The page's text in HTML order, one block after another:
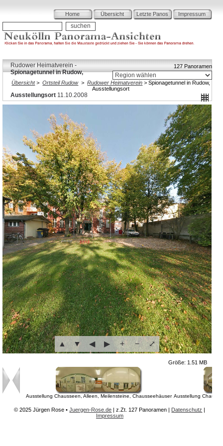
Impressum
Letzte Panos
Übersicht
Home
127 Panoramen
Übersicht> Ortsteil Rudow>Rudower Heimatverein >Spionagetunnel in Rudow,
Ausstellungsort
Rudower Heimatverein -
Spionagetunnel in Rudow,
Ausstellungsort 11.10.2008
▲ ▼ ◀ ▶ + − ⤢
Größe: 1.51 MB
Ausstellung Chausseen, Alleen, Meilensteine, Chausseehäuser Ausstellung
© 2025 Jürgen Rose •Juergen-Rose.de | z.Zt. 127 Panoramen | Datenschutz |
Impressum